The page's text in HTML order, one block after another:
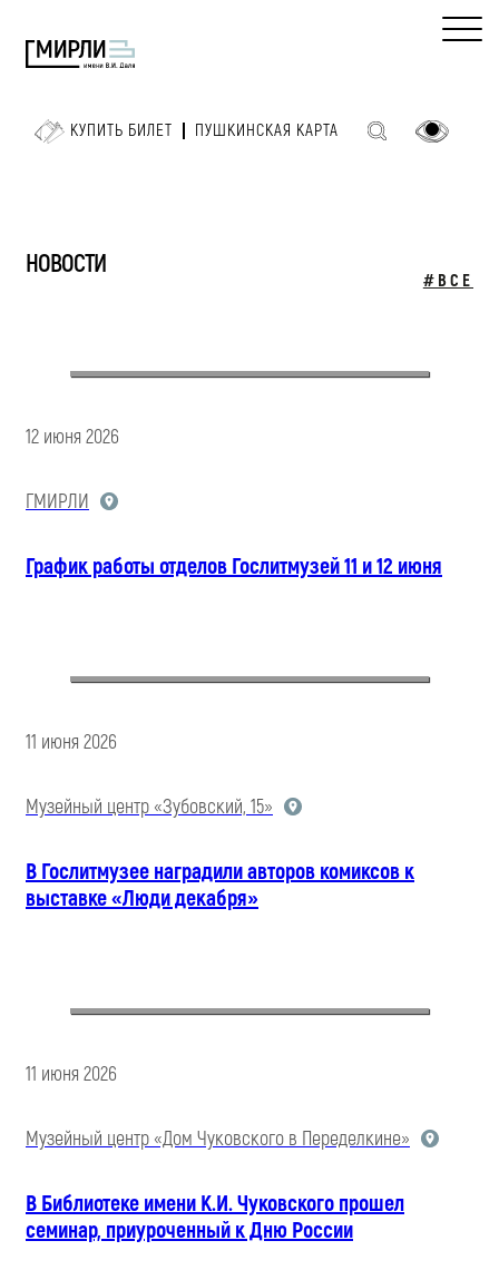
КУПИТЬ БИЛЕТ ПУШКИНСКАЯ КАРТА
НОВОСТИ
#ВСЕ
12 июня 2026
ГМИРЛИ
График работы отделов Гослитмузей 11 и 12 июня
11 июня 2026
Музейный центр «Зубовский, 15»
В Гослитмузее наградили авторов комиксов к
выставке «Люди декабря»
11 июня 2026
Музейный центр «Дом Чуковского в Переделкине»
В Библиотеке имени К.И. Чуковского прошел
семинар, приуроченный к Дню России